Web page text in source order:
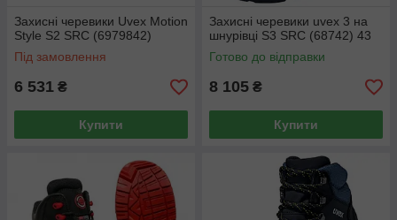
Захисні черевики Uvex Motion
Style S2 SRC (6979842)
Під замовлення
6 531 ₴
Купити
Захисні черевики uvex 3 на
шнурівці S3 SRC (68742) 43
Готово до відправки
8 105 ₴
Купити